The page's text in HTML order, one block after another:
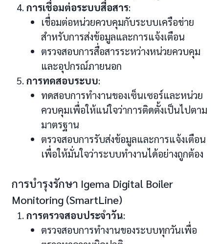
การเชื่อมต่อระบบสื่อสาร:
เชื่อมต่อหน่วยควบคุมกับระบบเครือข่าย
สำหรับการส่งข้อมูลและการแจ้งเตือน
ตรวจสอบการสื่อสารระหว่างหน่วยควบคุม
และอุปกรณ์ภายนอก
การทดสอบระบบ:
ทดสอบการทำงานของเซ็นเซอร์และหน่วย
ควบคุมเพื่อให้แน่ใจว่าการติดตั้งเป็นไปตาม
มาตรฐาน
ตรวจสอบการรับส่งข้อมูลและการแจ้งเตือน
เพื่อให้มั่นใจว่าระบบทำงานได้อย่างถูกต้อง
การบำรุงรักษา Igema Digital Boiler
Monitoring (SmartLine)
การตรวจสอบประจำวัน:
ตรวจสอบการทำงานของระบบทุกวันเพื่อ